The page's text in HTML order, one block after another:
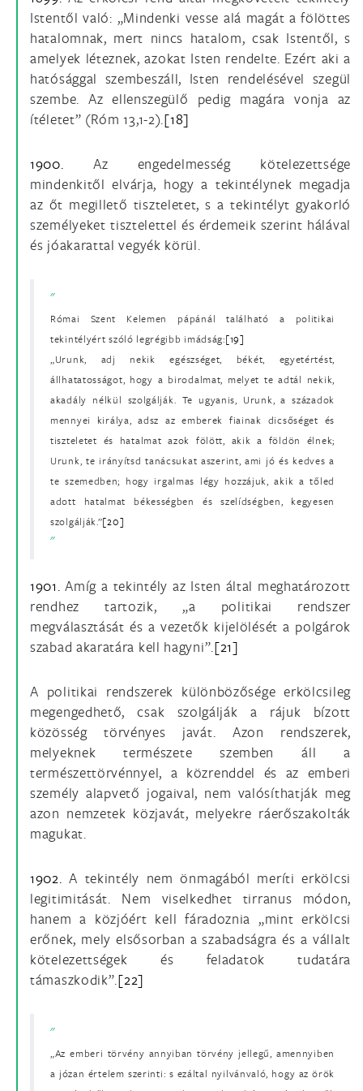
Istentől való: „Mindenki vesse alá magát a fölöttes
hatalomnak, mert nincs hatalom, csak Istentől, s
amelyek léteznek, azokat Isten rendelte. Ezért aki a
hatósággal szembeszáll, Isten rendelésével szegül
szembe. Az ellenszegülő pedig magára vonja az
ítéletet” (Róm 13,1-2).[18]
1900. Az engedelmesség kötelezettsége
mindenkitől elvárja, hogy a tekintélynek megadja
az őt megillető tiszteletet, s a tekintélyt gyakorló
személyeket tisztelettel és érdemeik szerint hálával
és jóakarattal vegyék körül.
Római Szent Kelemen pápánál található a politikai
tekintélyért szóló legrégibb imádság:[19]
„Urunk, adj nekik egészséget, békét, egyetértést,
állhatatosságot, hogy a birodalmat, melyet te adtál nekik,
akadály nélkül szolgálják. Te ugyanis, Urunk, a századok
mennyei királya, adsz az emberek fiainak dicsőséget és
tiszteletet és hatalmat azok fölött, akik a földön élnek;
Urunk, te irányítsd tanácsukat aszerint, ami jó és kedves a
te szemedben; hogy irgalmas légy hozzájuk, akik a tőled
adott hatalmat békességben és szelídségben, kegyesen
szolgálják.”[20]
1901. Amíg a tekintély az Isten által meghatározott
rendhez tartozik, „a politikai rendszer
megválasztását és a vezetők kijelölését a polgárok
szabad akaratára kell hagyni”.[21]
A politikai rendszerek különbözősége erkölcsileg
megengedhető, csak szolgálják a rájuk bízott
közösség törvényes javát. Azon rendszerek,
melyeknek természete szemben áll a
természettörvénnyel, a közrenddel és az emberi
személy alapvető jogaival, nem valósíthatják meg
azon nemzetek közjavát, melyekre ráerőszakolták
magukat.
1902. A tekintély nem önmagából meríti erkölcsi
legitimitását. Nem viselkedhet tirranus módon,
hanem a közjóért kell fáradoznia „mint erkölcsi
erőnek, mely elsősorban a szabadságra és a vállalt
kötelezettségek és feladatok tudatára
támaszkodik”.[22]
„Az emberi törvény annyiban törvény jellegű, amennyiben
a józan értelem szerinti: s ezáltal nyilvánvaló, hogy az örök